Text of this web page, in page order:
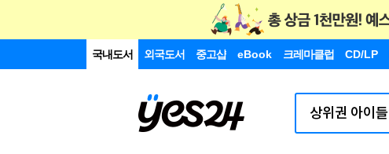
국내도서 외국도서 중고샵 eBook 크레마클럽 CD/LP